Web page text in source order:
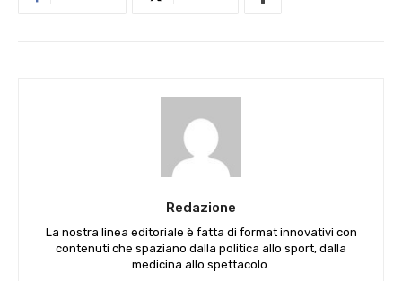
Redazione
La nostra linea editoriale è fatta di format innovativi con
contenuti che spaziano dalla politica allo sport, dalla
medicina allo spettacolo.